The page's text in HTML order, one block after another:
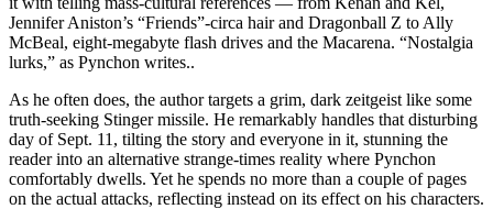
Jennifer Aniston’s “Friends”-circa hair and Dragonball Z to Ally
McBeal, eight-megabyte flash drives and the Macarena. “Nostalgia
lurks,” as Pynchon writes..
As he often does, the author targets a grim, dark zeitgeist like some
truth-seeking Stinger missile. He remarkably handles that disturbing
day of Sept. 11, tilting the story and everyone in it, stunning the
reader into an alternative strange-times reality where Pynchon
comfortably dwells. Yet he spends no more than a couple of pages
on the actual attacks, reflecting instead on its effect on his characters.